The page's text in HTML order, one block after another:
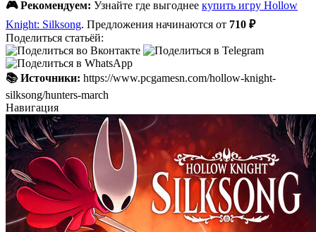
🎮 Рекомендуем: Узнайте где выгоднее купить игру Hollow
Knight: Silksong. Предложения начинаются от 710 ₽
Поделиться статьёй:
📚 Источники: https://www.pcgamesn.com/hollow-knight-
silksong/hunters-march
Навигация